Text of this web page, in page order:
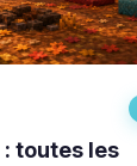
toutes les